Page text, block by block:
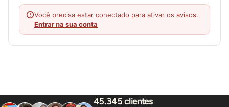
Você precisa estar conectado para ativar os avisos.
Entrar na sua conta
45.345 clientes